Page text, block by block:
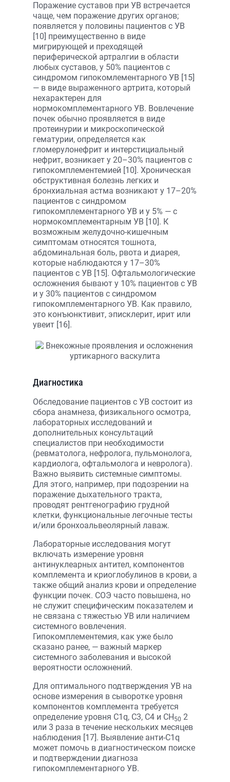
Поражение суставов при УВ встречается
чаще, чем поражение других органов;
появляется у половины пациентов с УВ
[10] преимущественно в виде
мигрирующей и преходящей
периферической артралгии в области
любых суставов, у 50% пациентов с
синдромом гипокомлементарного УВ [15]
— в виде выраженного артрита, который
нехарактерен для
нормокомплементарного УВ. Вовлечение
почек обычно проявляется в виде
протеинурии и микроскопической
гематурии, определяется как
гломерулонефрит и интерстициальный
нефрит, возникает у 20–30% пациентов с
гипокомплементемией [10]. Хроническая
обструктивная болезнь легких и
бронхиальная астма возникают у 17–20%
пациентов с синдромом
гипокомплементарного УВ и у 5% — с
нормокомплементарным УВ [10]. К
возможным желудочно-кишечным
симптомам относятся тошнота,
абдоминальная боль, рвота и диарея,
которые наблюдаются у 17–30%
пациентов с УВ [15]. Офтальмологические
осложнения бывают у 10% пациентов с УВ
и у 30% пациентов с синдромом
гипокомплементарного УВ. Как правило,
это конъюнктивит, эписклерит, ирит или
увеит [16].
Диагностика
Обследование пациентов с УВ состоит из
сбора анамнеза, физикального осмотра,
лабораторных исследований и
дополнительных консультаций
специалистов при необходимости
(ревматолога, нефролога, пульмонолога,
кардиолога, офтальмолога и невролога).
Важно выявить системные симптомы.
Для этого, например, при подозрении на
поражение дыхательного тракта,
проводят рентгенографию грудной
клетки, функциональные легочные тесты
и/или бронхоальвеолярный лаваж.
Лабораторные исследования могут
включать измерение уровня
антинуклеарных антител, компонентов
комплемента и криоглобулинов в крови, а
также общий анализ крови и определение
функции почек. СОЭ часто повышена, но
не служит специфическим показателем и
не связана с тяжестью УВ или наличием
системного вовлечения.
Гипокомплементемия, как уже было
сказано ранее, — важный маркер
системного заболевания и высокой
вероятности осложнений.
Для оптимального подтверждения УВ на
основе измерения в сыворотке уровня
компонентов комплемента требуется
определение уровня C1q, C3, C4 и CH50 2
или 3 раза в течение нескольких месяцев
наблюдения [17]. Выявление анти-C1q
может помочь в диагностическом поиске
и подтверждении диагноза
гипокомплементарного УВ.